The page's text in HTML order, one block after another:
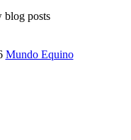
blog posts
Mundo Equino